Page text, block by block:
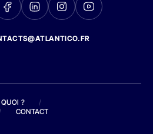
?
/
CONTACT